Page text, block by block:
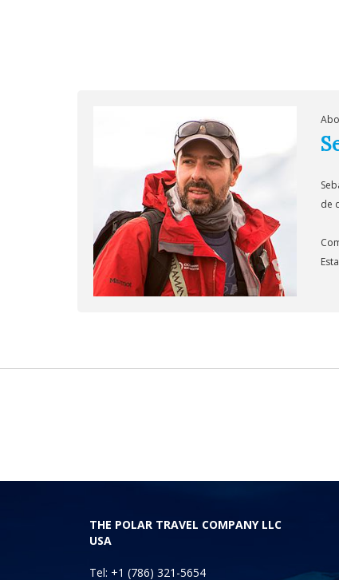
de
THE POLAR TRAVEL COMPANY LLC
USA
Tel: +1 (786) 321-5654